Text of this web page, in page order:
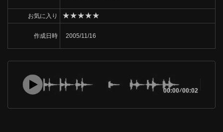
お気に入り ★★★★★
作成日時 2005/11/16
00:00/00:02